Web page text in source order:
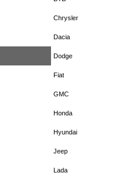
Chrysler
Dacia
Dodge
Fiat
GMC
Honda
Hyundai
Jeep
Lada